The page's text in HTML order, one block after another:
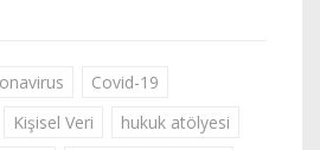
Covid-19
Kişisel Veri
hukuk atölyesi